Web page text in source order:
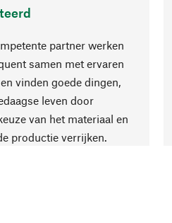
partner werken
samen met ervaren
vinden goede dingen,
leven door
van het materiaal en
productie verrijken.